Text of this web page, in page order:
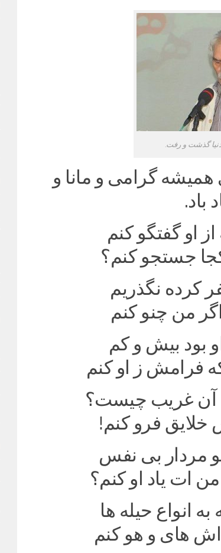
گذشت و رفت.
گرامی و مانا و
باد‌.
او گفتگو کنم
جستجو کنم؟
کرده نگذریم
من چنو کنم
بود بیش و کم
فرامش ز او کنم
آن غریب چیست؟
خلایق فرو کنم!
مردار بی نفس
ات یاد او کنم؟
انواع حیله ها
اش های و هو کنم